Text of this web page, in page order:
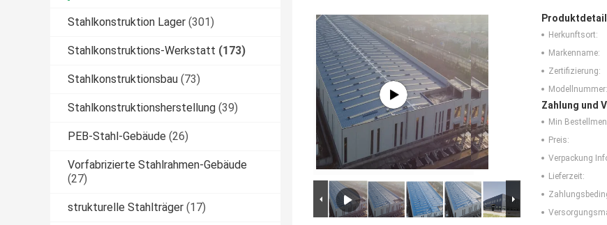
Stahlkonstruktion Lager (301)
Stahlkonstruktions-Werkstatt (173)
Stahlkonstruktionsbau (73)
Stahlkonstruktionsherstellung (39)
PEB-Stahl-Gebäude (26)
Vorfabrizierte Stahlrahmen-Gebäude
(27)
strukturelle Stahlträger (17)
Herkunftsort:
Markenname:
Zertifizierung:
Modellnummer:
Zahlung und
Min
Preis:
Verpackung
Lieferzeit: